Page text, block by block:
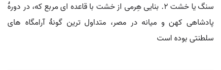
سنگ یا خشت 2. بنایی هِرمی از خشت با قاعده ای مربع که، در دورۀ
پادشاهی کهن و میانه در مصر، متداول ترین گونۀ آرامگاه های
سلطنتی بوده است